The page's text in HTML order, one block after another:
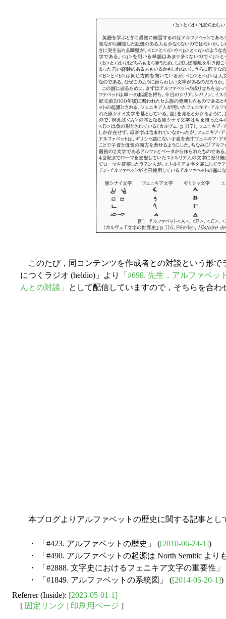
このたび，同コンテンツを作成者との対談という形で
につくラジオ (heldio)」より
「#698. 先生，アルファベ
んとの対談」
として配信していますので，そちらを合わ
本ブログよりアルファベットの歴史に関する記事とし
・ 「#423. アルファベットの歴史」 ([2010-06-24-1])
・ 「#490. アルファベットの起源は North Semitic より
・ 「#2888. 文字史におけるフェニキア文字の重要性」
・ 「#1849. アルファベットの系統図」 ([2014-05-20-1])
Referrer (Inside): [2023-05-01-1]
[ 固定リンク | 印刷用ページ ]